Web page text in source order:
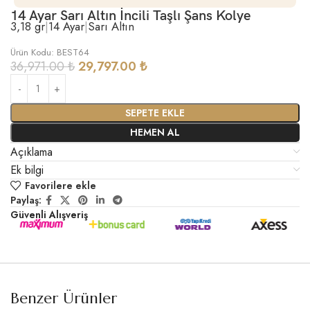
14 Ayar Sarı Altın İncili Taşlı Şans Kolye
3,18 gr|14 Ayar|Sarı Altın
Ürün Kodu: BEST64
36,971.00₺29,797.00 ₺
SEPETE EKLE
HEMEN AL
Açıklama
Ek bilgi
Favorilere ekle
Paylaş:
Güvenli Alışveriş
Benzer Ürünler